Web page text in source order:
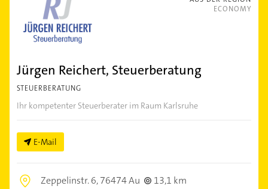
ECONOMY
Jürgen Reichert, Steuerberatung
STEUERBERATUNG
Ihr kompetenter Steuerberater im Raum Karlsruhe
E-Mail
Zeppelinstr. 6,76474 Au
13,1 km